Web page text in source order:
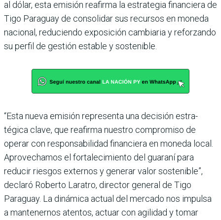
al dólar, esta emi­sión reafirma la estrategia financiera de
Tigo Paraguay de consolidar sus recursos en moneda
nacional, redu­ciendo exposición cambia­ria y reforzando
su perfil de gestión estable y sostenible.
“Esta nueva emisión repre­senta una decisión estra­
tégica clave, que reafirma nuestro compromiso de
operar con responsabili­dad financiera en moneda local.
Aprovechamos el for­talecimiento del guaraní para
reducir riesgos exter­nos y generar valor soste­nible”,
declaró Roberto Laratro, director general de Tigo
Paraguay. La diná­mica actual del mercado nos impulsa
a mantenernos atentos, actuar con agilidad y tomar